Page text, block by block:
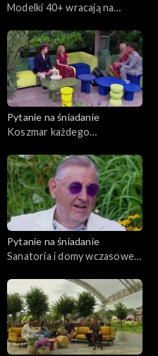
Modelki 40+ wracają na
Pytanie na śniadanie
Koszmar każdego
Pytanie na śniadanie
Sanatoria i domy wczasowe z